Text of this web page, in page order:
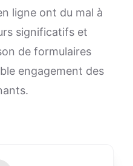
ligne ont du mal à
significatifs et
de formulaires
engagement des